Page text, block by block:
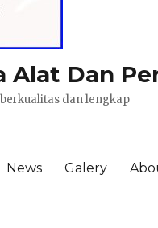
Alat Dan
dan lengkap
News Galery